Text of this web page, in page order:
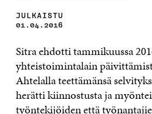
JULKAISTU
01.04.2016
Sitra ehdotti tammikuussa
yhteistoimintalain
Ahtelalla teettämänsä
herätti kiinnostusta ja
työntekijöiden että